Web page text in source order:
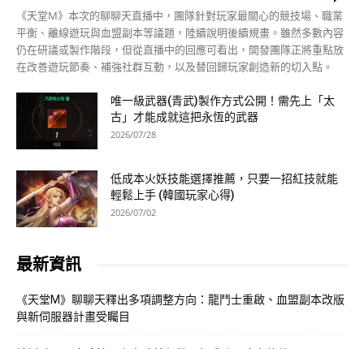
《天堂M》本次的聊聊天直播中，團隊針對玩家最關心的競技場、職業
平衡、離線遊玩與血盟副本等議題，陸續說明後續規畫。雖然多數內容
仍在研議或製作階段，但從直播中的回應可看出，開發團隊正將重點放
在改善遊玩節奏、補強社群互動，以及替回歸玩家創造新的切入點。
唯一級武器(青武)製作方式公開！需先上「太
古」才能成就這把永恆的武器
2026/07/28
低成本火妖技能選擇推薦，只要一招紅技就能
輕鬆上手 (韓國玩家心得)
2026/07/02
最新資訊
《天堂M》聊聊天釋出多項調整方向：龍鬥士重啟、血盟副本改版
與新伺服器計畫受矚目